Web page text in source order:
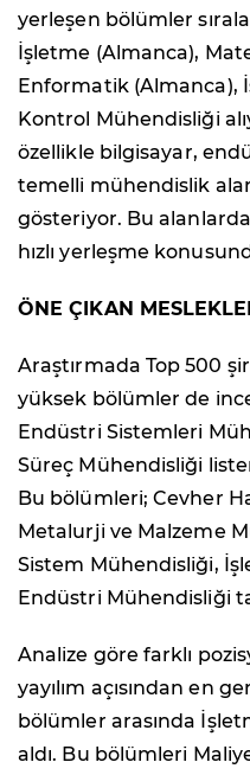
yerleşen bölümler
İşletme (Almanca),
Enformatik (Almanca),
Kontrol Mühendisliği
özellikle bilgisayar,
temelli mühendislik
gösteriyor. Bu
hızlı yerleşme
ÖNE ÇIKAN
Araştırmada Top 500
yüksek bölümler de
Endüstri Sistemleri
Süreç Mühendisliği
Bu bölümleri; Cevher
Metalurji ve Malzeme
Sistem Mühendisliği,
Endüstri Mühendisliği
Analize göre farklı
yayılım açısından en
bölümler arasında
aldı. Bu bölümleri